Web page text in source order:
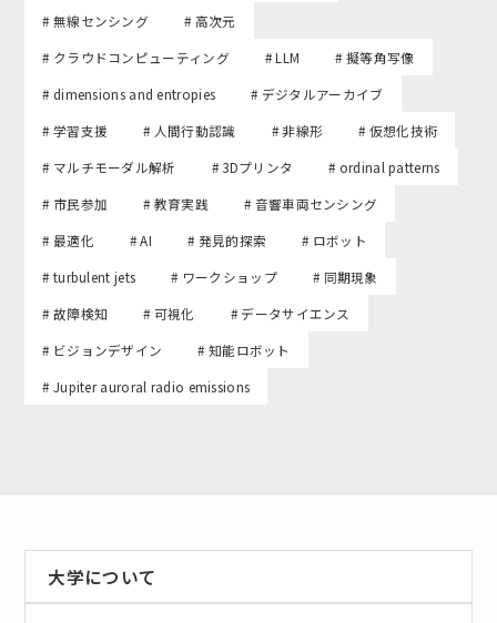
# 無線センシング
# 高次元
# クラウドコンピューティング
# LLM
# 擬等角写像
# dimensions and entropies
# デジタルアーカイブ
# 学習支援
# 人間行動認識 # 非線形
# 仮想化技術
# マルチモーダル解析
# 3Dプリンタ
# ordinal patterns
# 市民参加
# 教育実践
# 音響車両センシング
# 最適化
# AI # 発見的探索
# ロボット
# turbulent jets
# ワークショップ
# 同期現象
# 故障検知
# 可視化
# データサイエンス
# ビジョンデザイン
# 知能ロボット
# Jupiter auroral radio emissions
大学について